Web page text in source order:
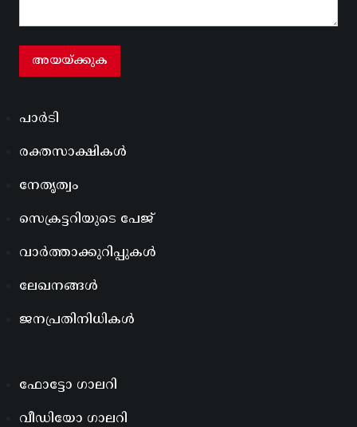
പാർടി
രക്തസാക്ഷികൾ
നേതൃത്വം
സെക്രട്ടറിയുടെ പേജ്
വാർത്താക്കുറിപ്പുകൾ
ലേഖനങ്ങൾ
ജനപ്രതിനിധികൾ
ഫോട്ടോ ഗാലറി
വീഡിയോ ഗാലറി